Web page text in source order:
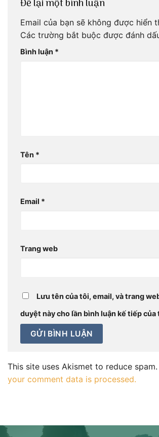
Để lại một bình luận
Email của bạn sẽ không được hiển
Các trường bắt buộc được đánh
Bình luận *
Tên *
Email *
Trang web
Lưu tên của tôi, email, và trang
duyệt này cho lần bình luận kế tiếp của
This site uses Akismet to reduce spam.
your comment data is processed.